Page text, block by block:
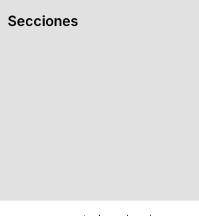
Secciones